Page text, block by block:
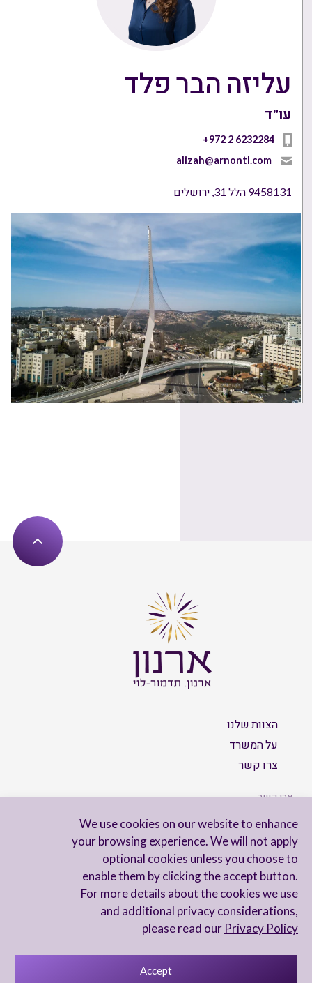
We use cookies on our website to enhance
your browsing experience. We will not apply
optional cookies unless you choose to
enable them by clicking the accept button.
For more details about the cookies we use
and additional privacy considerations,
please read our Privacy Policy
Accept
עליזה הבר פלד
עו"ד
+972 2 6232284
alizah@arnontl.com
9458131 הלל 31, ירושלים
הצוות שלנו
על המשרד
צרו קשר
צרו קשר
הישארו מעודכנים
מדיניות פרטיות הצהרת נגישות